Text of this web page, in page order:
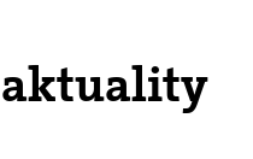
aktuality